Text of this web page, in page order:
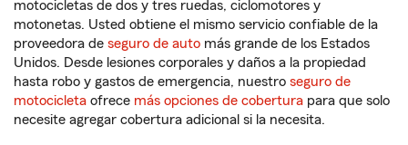
motocicletas de dos y tres ruedas, ciclomotores y
motonetas. Usted obtiene el mismo servicio confiable de la
proveedora de seguro de auto más grande de los Estados
Unidos. Desde lesiones corporales y daños a la propiedad
hasta robo y gastos de emergencia, nuestro seguro de
motocicleta ofrece más opciones de cobertura para que solo
necesite agregar cobertura adicional si la necesita.